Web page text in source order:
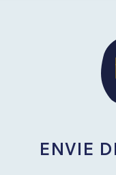
ENVIE